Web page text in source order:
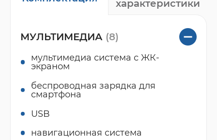
характеристики
МУЛЬТИМЕДИА (8)
мультимедиа система с ЖК-
экраном
беспроводная зарядка для
смартфона
USB
навигационная система